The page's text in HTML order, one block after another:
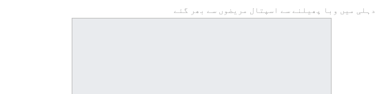
دہلی میں وبا پھیلنے سے اسپتال مریضوں سے بھر گئے